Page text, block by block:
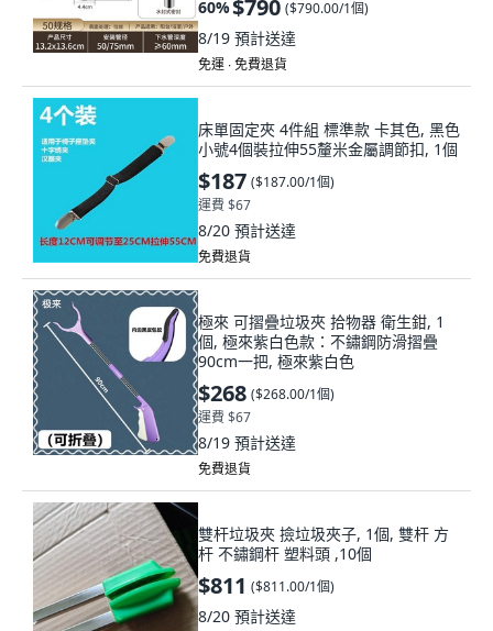
60%$790 ($790.00/1個)
8/19 預計送達
免運 ∙ 免費退貨
床單固定夾 4件組 標準款 卡其色, 黑色
小號4個裝拉伸55釐米金屬調節扣, 1個
$187 ($187.00/1個)
運費 $67
8/20 預計送達
免費退貨
極來 可摺疊垃圾夾 拾物器 衛生鉗, 1
個, 極來紫白色款：不鏽鋼防滑摺疊
90cm一把, 極來紫白色
$268 ($268.00/1個)
運費 $67
8/19 預計送達
免費退貨
雙杆垃圾夾 撿垃圾夾子, 1個, 雙杆 方
杆 不鏽鋼杆 塑料頭 ,10個
$811 ($811.00/1個)
8/20 預計送達